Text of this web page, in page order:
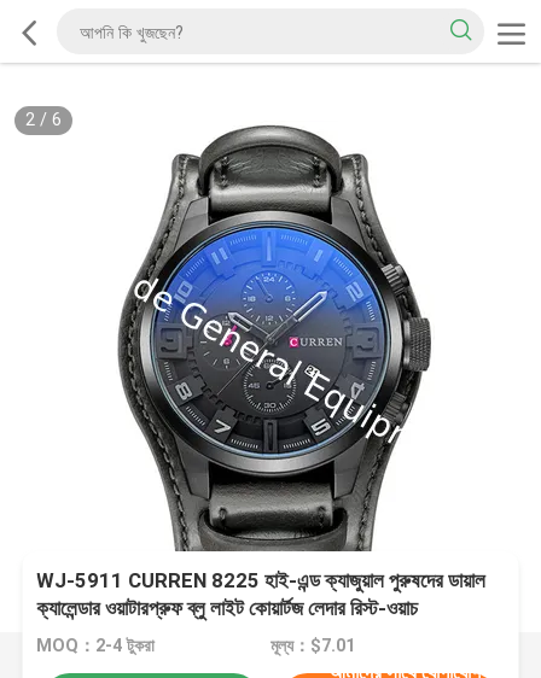
2/ 6
WJ-5911 CURREN 8225 হাই-এন্ড ক্যাজুয়াল পুরুষদের ডায়াল
ক্যালেন্ডার ওয়াটারপ্রুফ ব্লু লাইট কোয়ার্টজ লেদার রিস্ট-ওয়াচ
MOQ：2-4 টুকরা মূল্য：$7.01
আমাদের সাথে যোগাযোগ